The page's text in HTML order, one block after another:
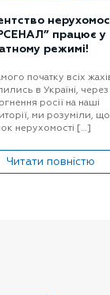
працює у
режимі!
початку всіх
в Україні, через
росії на наші
ми розуміли, що
нерухомості […]
Читати повністю